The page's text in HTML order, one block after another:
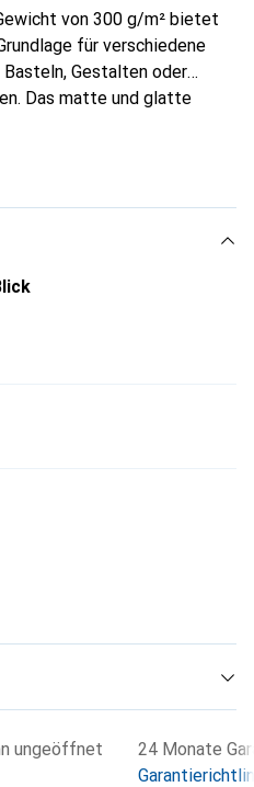
von 300 g/m² bietet
für verschiedene
Gestalten oder
Das matte und glatte
Handhabung beim
und die Langlebigkeit der
ist in einem
erhältlich, was es zu einer
Bastelgruppen oder
ungeöffnet
24 Monate